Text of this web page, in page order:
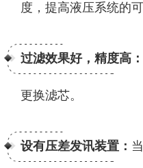
度，提高液压系统的可
过滤效果好，精度高：
更换滤芯。
设有压差发讯装置：